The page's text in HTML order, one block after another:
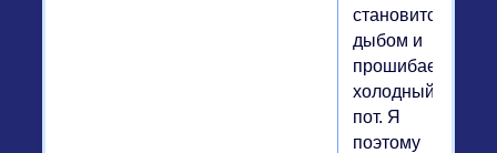
становится
дыбом и
прошибает
холодный
пот. Я
поэтому